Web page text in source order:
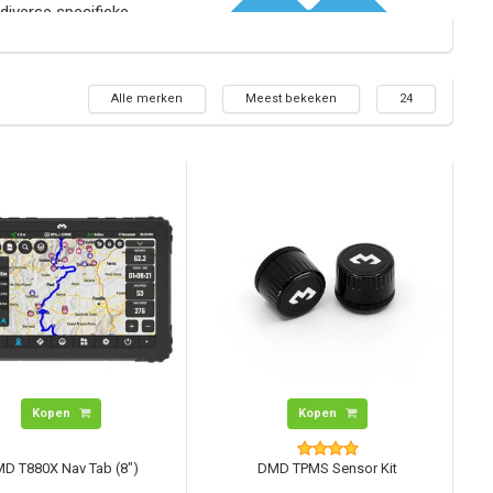
specifieke
Alle merken Meest bekeken 24
Kopen
T880X Nav Tab (8")
Kopen
DMD TPMS Sensor Kit